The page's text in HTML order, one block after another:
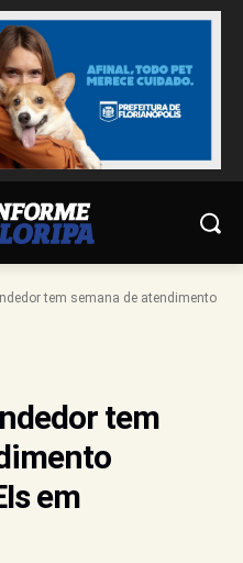
tem semana de atendimento
tem
em